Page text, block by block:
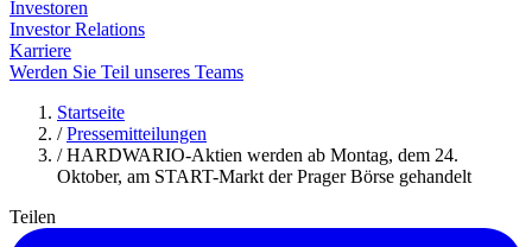
Investoren
Investor Relations
Karriere
Werden Sie Teil unseres Teams
Startseite
/ Pressemitteilungen
/ HARDWARIO-Aktien werden ab Montag, dem 24.
Oktober, am START-Markt der Prager Börse gehandelt
Teilen